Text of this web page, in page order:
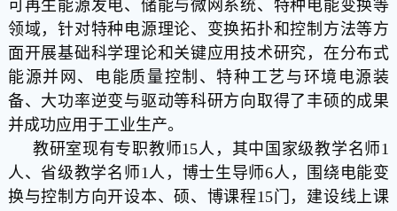
可再生能源发电、储能与微网系统、特种电能变换等
领域，针对特种电源理论、变换拓扑和控制方法等方
面开展基础科学理论和关键应用技术研究，在分布式
能源并网、电能质量控制、特种工艺与环境电源装
备、大功率逆变与驱动等科研方向取得了丰硕的成果
并成功应用于工业生产。
教研室现有专职教师15人，其中国家级教学名师1
人、省级教学名师1人，博士生导师6人，围绕电能变
换与控制方向开设本、硕、博课程15门，建设线上课